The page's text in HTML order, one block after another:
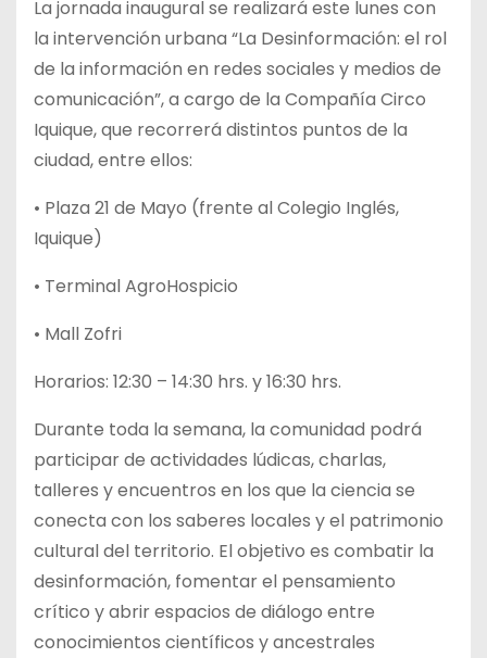
La jornada inaugural se realizará este lunes con
la intervención urbana “La Desinformación: el rol
de la información en redes sociales y medios de
comunicación”, a cargo de la Compañía Circo
Iquique, que recorrerá distintos puntos de la
ciudad, entre ellos:
• Plaza 21 de Mayo (frente al Colegio Inglés,
Iquique)
• Terminal AgroHospicio
• Mall Zofri
Horarios: 12:30 – 14:30 hrs. y 16:30 hrs.
Durante toda la semana, la comunidad podrá
participar de actividades lúdicas, charlas,
talleres y encuentros en los que la ciencia se
conecta con los saberes locales y el patrimonio
cultural del territorio. El objetivo es combatir la
desinformación, fomentar el pensamiento
crítico y abrir espacios de diálogo entre
conocimientos científicos y ancestrales